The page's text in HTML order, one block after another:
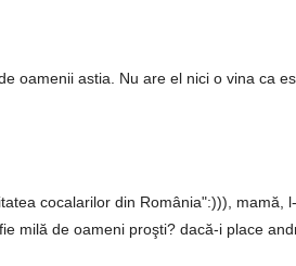
oamenii astia. Nu are el nici o vina ca
cocalarilor din România":))), mamă,
milă de oameni proşti? dacă-i place